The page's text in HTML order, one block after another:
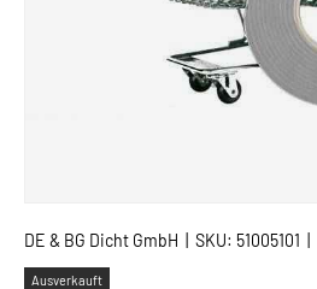
DE & BG Dicht GmbH SKU: 51005101
Ausverkauft